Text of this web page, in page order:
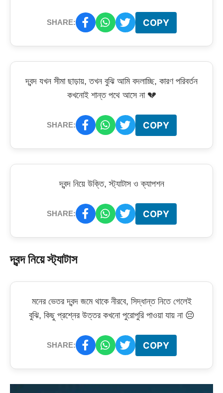
SHARE: COPY
দ্বন্দ যখন সীমা ছাড়ায়, তখন বুঝি আমি বদলাচ্ছি, কারণ পরিবর্তন
কখনোই শান্ত পথে আসে না 💔
SHARE: COPY
দ্বন্দ নিয়ে উক্তি, স্ট্যাটাস ও ক্যাপশন
SHARE: COPY
দ্বন্দ নিয়ে স্ট্যাটাস
মনের ভেতর দ্বন্দ জমে থাকে নীরবে, সিদ্ধান্ত নিতে গেলেই
বুঝি, কিছু প্রশ্নের উত্তর কখনো পুরোপুরি পাওয়া যায় না 😔
SHARE: COPY